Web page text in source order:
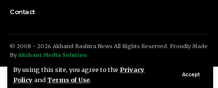
By using this site, you agree to the Privacy
Policyand Terms of Use.
Accept
Contact
© 2008 - 2026 Akhand Rashtra News All Rights Reserved. Proudly Made
ByAkshant Media Solution